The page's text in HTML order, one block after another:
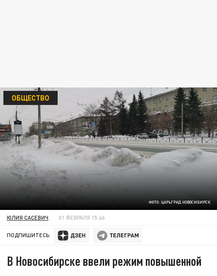
ФОТО: ЦАРЬГРАД НОВОСИБИРСК
ОБЩЕСТВО
ЮЛИЯ САСЕВИЧ 01 ФЕВРАЛЯ 15:46
ПОДПИШИТЕСЬ:
В Новосибирске ввели режим повышенной